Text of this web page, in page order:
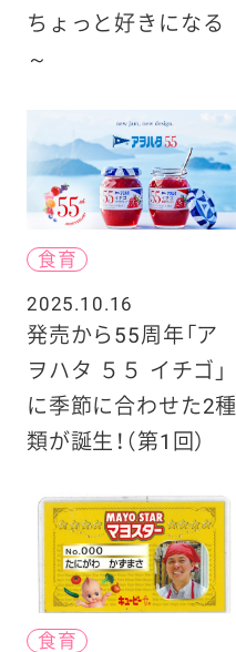
ちょっと好きになる
～
食育
2025.10.16
発売から55周年「ア
ヲハタ ５５ イチゴ」
に季節に合わせた2種
類が誕生！（第1回）
食育